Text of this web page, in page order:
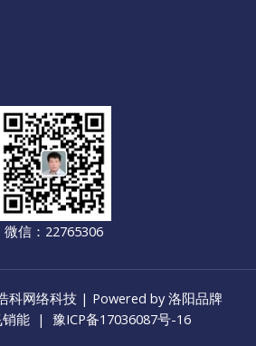
微信：22765306
科网络科技 | Powered by 洛阳品牌
销能 | 豫ICP备17036087号-16